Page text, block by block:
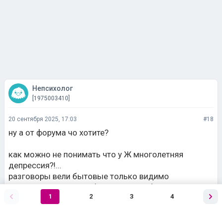
Непсихолог
[1975003410]
20 сентября 2025, 17:03 #18
ну а от форума чо хотите?
как можно не понимать что у Ж многолетняя
депрессия?!...
разговоры вели бытовые только видимо
настоящей духовной близости и Не было
1 2 3 4